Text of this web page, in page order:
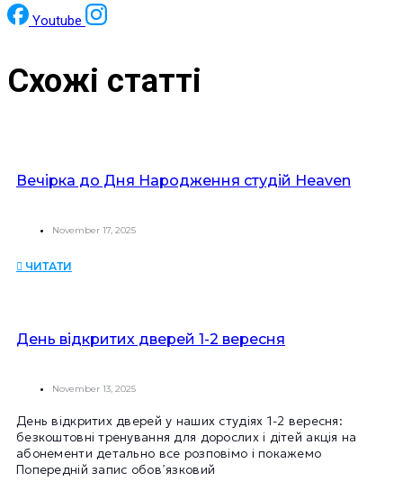
Youtube
Схожі статті
Вечірка до Дня Народження студій Heaven
November 17, 2025
ЧИТАТИ
День відкритих дверей 1-2 вересня
November 13, 2025
День відкритих дверей у наших студіях 1-2 вересня:
безкоштовні тренування для дорослих і дітей акція на
абонементи детально все розповімо і покажемо
Попередній запис обов’язковий